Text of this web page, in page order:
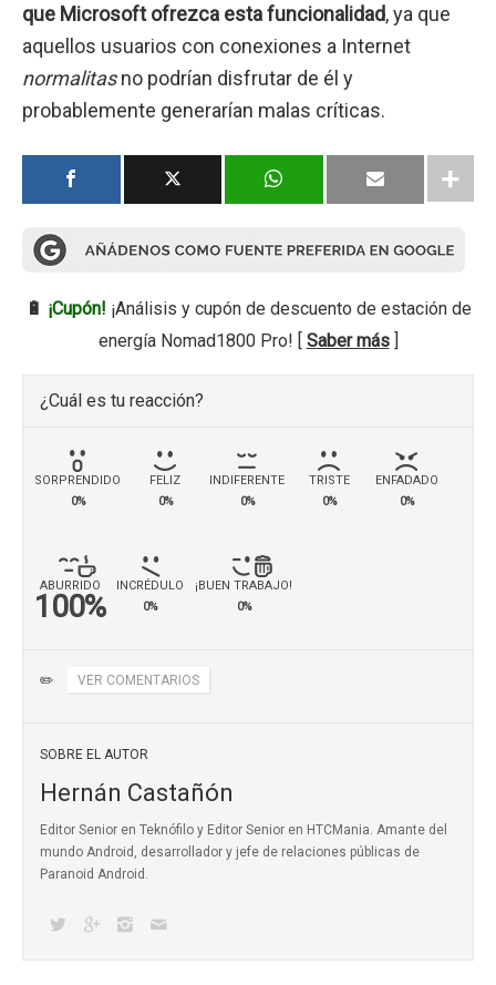
que Microsoft ofrezca esta funcionalidad, ya que
aquellos usuarios con conexiones a Internet
normalitasno podrían disfrutar de él y
probablemente generarían malas críticas.
🔋 ¡Cupón! ¡Análisis y cupón de descuento de estación de
energía Nomad1800 Pro! [ Saber más]
¿Cuál es tu reacción?
SORPRENDIDO
0%
FELIZ
0%
INDIFERENTE
0%
TRISTE
0%
ENFADADO
0%
ABURRIDO
100%
INCRÉDULO
0%
¡BUEN TRABAJO!
0%
✏️ VER COMENTARIOS
SOBRE EL AUTOR
Hernán Castañón
Editor Senior en Teknófilo y Editor Senior en HTCMania. Amante del
mundo Android, desarrollador y jefe de relaciones públicas de
Paranoid Android.